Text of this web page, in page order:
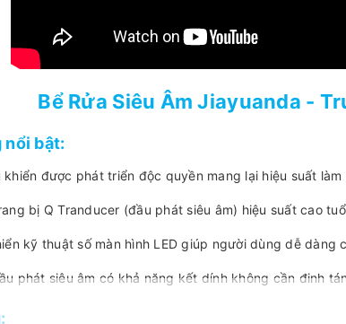
Bể Rửa Siêu Âm Jiayuanda -
nổi bật:
khiển được phát triển độc quyền mang lại hiệu suất
bị Q Tranducer (đầu phát siêu âm) hiệu suất cao
kỹ thuật số màn hình LED giúp người dùng dễ dàng
phát siêu âm có khả năng kết dính không cần đinh